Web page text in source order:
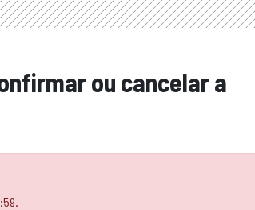
ou cancelar a